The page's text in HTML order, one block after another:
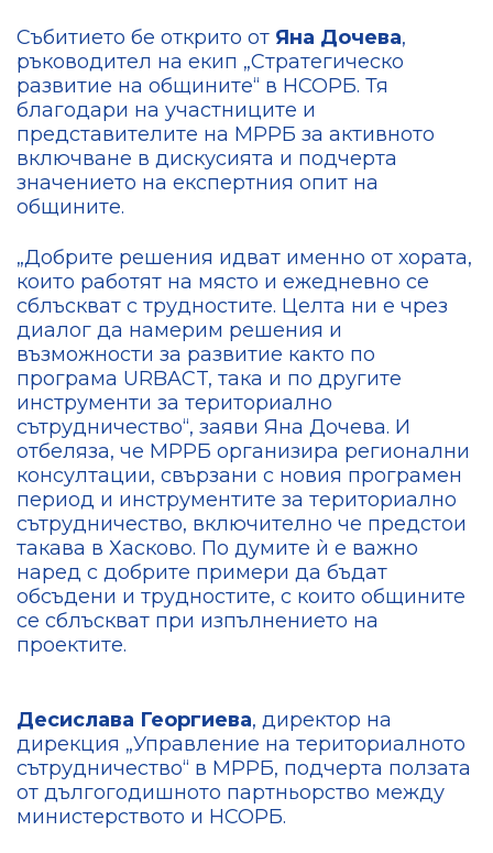
Събитието бе открито от Яна Дочева,
ръководител на екип „Стратегическо
развитие на общините“ в НСОРБ. Тя
благодари на участниците и
представителите на МРРБ за активното
включване в дискусията и подчерта
значението на експертния опит на
общините.
„Добрите решения идват именно от хората,
които работят на място и ежедневно се
сблъскват с трудностите. Целта ни е чрез
диалог да намерим решения и
възможности за развитие както по
програма URBACT, така и по другите
инструменти за териториално
сътрудничество“, заяви Яна Дочева. И
отбеляза, че МРРБ организира регионални
консултации, свързани с новия програмен
период и инструментите за териториално
сътрудничество, включително че предстои
такава в Хасково. По думите ѝ е важно
наред с добрите примери да бъдат
обсъдени и трудностите, с които общините
се сблъскват при изпълнението на
проектите.
Десислава Георгиева, директор на
дирекция „Управление на териториалното
сътрудничество“ в МРРБ, подчерта ползата
от дългогодишното партньорство между
министерството и НСОРБ.